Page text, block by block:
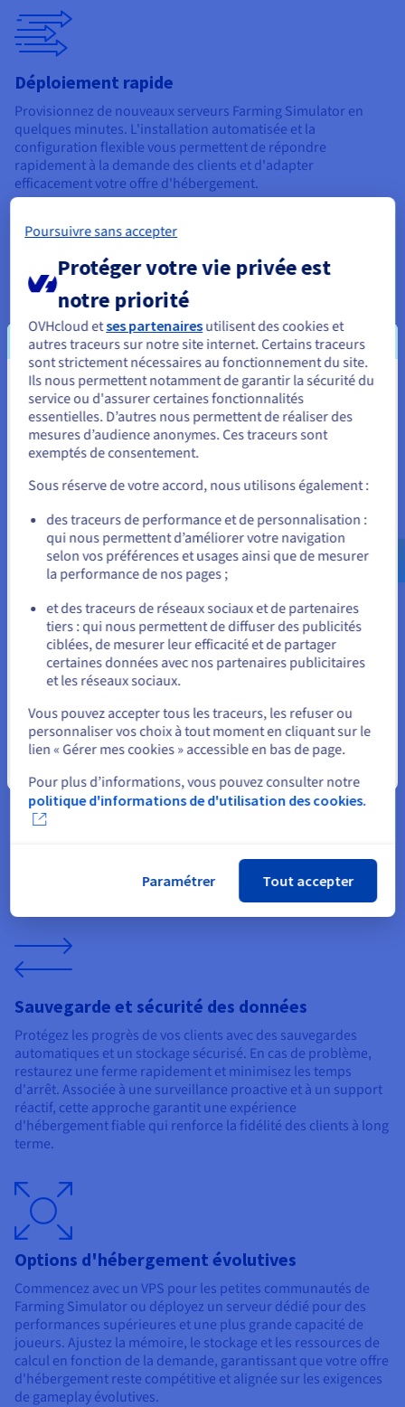
Protection avancée
La protection DDoS intégrée pour les jeux protège votre
infrastructure contre les attaques. Maintenez le temps de
disponibilité, protégez les données des joueurs et renforcez
la confiance dans vos services d'hébergement de serveurs
Farming Simulator.
Déploiement rapide
Provisionnez de nouveaux serveurs Farming Simulator en
quelques minutes. L'installation automatisée et la
configuration flexible vous permettent de répondre
rapidement à la demande des clients et d'adapter
efficacement votre offre d'hébergement.
Configuration avancée pour
Farming Simulator
Gérez les mods et les paramètres de gameplay
Le gameplay de Farming Simulator dépend souvent de mods
personnalisés et de configurations de ferme spécifiques.
Notre infrastructure prend en charge d'importantes
bibliothèques de mods, des cartes personnalisées et des
paramètres avancés. En tant que revendeur, vous pouvez
différents besoins des joueurs, des petites fermes
coopératives aux grands serveurs publics avec plusieurs
Sauvegarde et sécurité des données
Protégez les progrès de vos clients avec des sauvegardes
automatiques et un stockage sécurisé. En cas de problème,
restaurez une ferme rapidement et minimisez les temps
d'arrêt. Associée à une surveillance proactive et à un support
réactif, cette approche garantit une expérience
d'hébergement fiable qui renforce la fidélité des clients à long
terme.
Options d'hébergement évolutives
Commencez avec un VPS pour les petites communautés de
Farming Simulator ou déployez un serveur dédié pour des
performances supérieures et une plus grande capacité de
joueurs. Ajustez la mémoire, le stockage et les ressources de
calcul en fonction de la demande, garantissant que votre offre
d'hébergement reste compétitive et alignée sur les exigences
de gameplay évolutives.
Vous semblez être localisé en États-
Unis.
Pour commander, rendez-vous sur le site de votre pays (États-
Allez sur le site États-Unis
us.ovhcloud.com/
Anglais USD - $
ou
Rester sur le site actuel
Sélectionner un autre site web
Poursuivre sans accepter
Protéger votre vie privée est
notre priorité
OVHcloud etses partenairesutilisent des cookies et
autres traceurs sur notre site internet. Certains traceurs
sont strictement nécessaires au fonctionnement du site.
Ils nous permettent notamment de garantir la sécurité du
service ou d'assurer certaines fonctionnalités
essentielles. D’autres nous permettent de réaliser des
mesures d’audience anonymes. Ces traceurs sont
exemptés de consentement.
Sous réserve de votre accord, nous utilisons également :
des traceurs de performance et de personnalisation :
qui nous permettent d’améliorer votre navigation
selon vos préférences et usages ainsi que de mesurer
la performance de nos pages ;
et des traceurs de réseaux sociaux et de partenaires
tiers : qui nous permettent de diffuser des publicités
ciblées, de mesurer leur efficacité et de partager
certaines données avec nos partenaires publicitaires
et les réseaux sociaux.
Vous pouvez accepter tous les traceurs, les refuser ou
personnaliser vos choix à tout moment en cliquant sur le
lien « Gérer mes cookies » accessible en bas de page.
Pour plus d’informations, vous pouvez consulter notre
politique d'informations de d'utilisation des cookies.
Paramétrer Tout accepter